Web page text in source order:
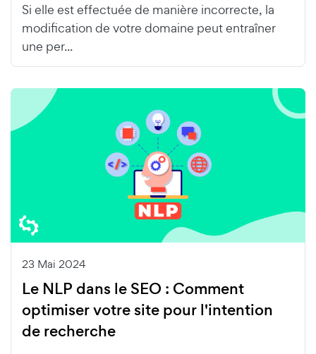
Si elle est effectuée de manière incorrecte, la
modification de votre domaine peut entraîner
une per...
23 Mai 2024
Le NLP dans le SEO : Comment
optimiser votre site pour l'intention
de recherche